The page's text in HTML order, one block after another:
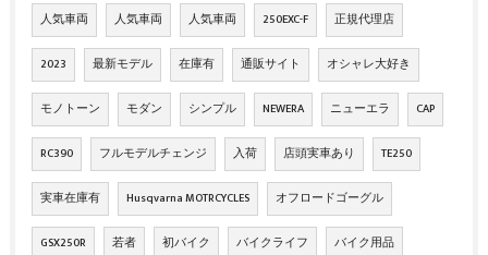
人気車両 人気車両 人気車両 250EXC-F 正規代理店
2023 最新モデル 在庫有 通販サイト オシャレ大好き
モノトーン モダン シンプル NEWERA ニューエラ CAP
RC390 フルモデルチェンジ 入荷 店頭実車あり TE250
実車在庫有 Husqvarna MOTRCYCLES オフロードゴーグル
GSX250R 若者 初バイク バイクライフ バイク用品